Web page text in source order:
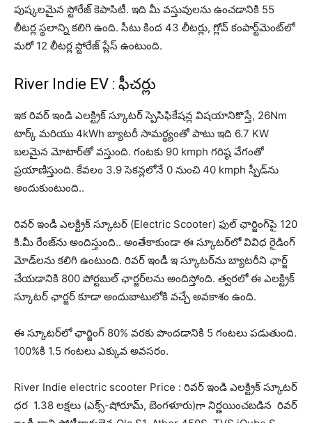
పుష్కలమైన స్టోరేజ్ కెపాసిటీ. ఇది మీ వస్తువులను ఉంచడానికి 55
లీటర్ల స్థలాన్ని కలిగి ఉంది. సీటు కింద 43 లీటర్లు, గ్లోవ్ కంపార్ట్‌మెంట్‌లో
మరో 12 లీటర్ల స్టోరేజ్ ప్లేస్ ఉంటుంది.
River Indie EV : ఫీచర్లు
ఇక రివర్ ఇండి ఎలక్ట్రిక్ స్కూటర్ స్పెసిఫికేషన్ల విషయానికొస్తే, 26Nm
టార్క్ మరియు 4kWh బ్యాటరీ సామర్థ్యంతో పాటు ఇది 6.7 KW
బలమైన మోటార్‌తో వస్తుంది. గంటకు 90 kmph గరిష్ఠ వేగంతో
ప్రయాణిస్తుంది. కేవలం 3.9 సెకన్లలోనే 0 నుంచి 40 kmph స్పీడ్‌ను
అందుకుంటుంది..
రివర్‌ ఇండీ ఎలక్ట్రిక్ స్కూటర్ (Electric Scooter) ఫుల్ ఛార్జింగ్‌పై 120
కి.మీ రేంజ్‌ను అందిస్తుంది.. అంతేకాకుండా ఈ స్కూటర్‌లో వివిధ రైడింగ్‌
మోడ్‌లను కలిగి ఉంటుంది. రివర్‌ ఇండీ ఇ స్కూటర్‌ను బ్యాటరీని ఛార్జ్
చేయడానికి 800 పోర్టబుల్ ఛార్జర్‌లను అందిస్తోంది. త్వరలో ఈ ఎలక్ట్రిక్
స్కూటర్ ఛార్జర్ కూడా అందుబాటులోకి వచ్చే అవకాశం ఉంది.
ఈ స్కూటర్‌లో ఛార్జింగ్ 80% వరకు పొందడానికి 5 గంటలు పడుతుంది.
100%కి 1.5 గంటలు ఎక్కువ అవసరం.
River Indie electric scooter Price : రివర్ ఇండి ఎలక్ట్రిక్ స్కూటర్
ధర 1.38 లక్షలు (ఎక్స్-షోరూమ్, బెంగళూరు)గా నిర్ణయించబడిన రివర్